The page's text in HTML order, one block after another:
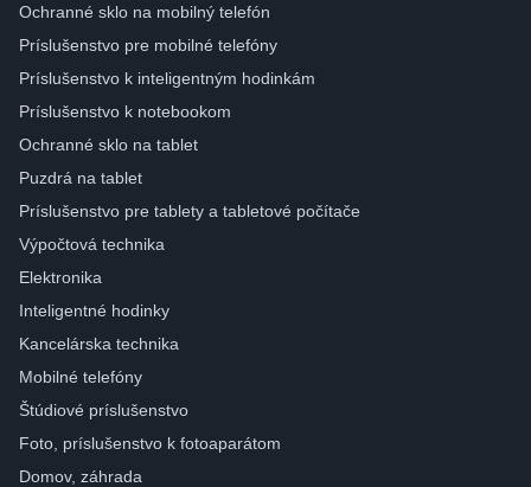
Ochranné sklo na mobilný telefón
Príslušenstvo pre mobilné telefóny
Príslušenstvo k inteligentným hodinkám
Príslušenstvo k notebookom
Ochranné sklo na tablet
Puzdrá na tablet
Príslušenstvo pre tablety a tabletové počítače
Výpočtová technika
Elektronika
Inteligentné hodinky
Kancelárska technika
Mobilné telefóny
Štúdiové príslušenstvo
Foto, príslušenstvo k fotoaparátom
Domov, záhrada